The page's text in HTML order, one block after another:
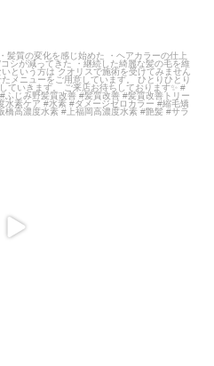
ってもらいたい
を感じ始めた...